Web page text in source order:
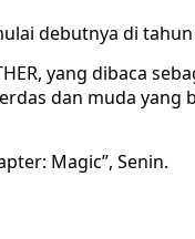
debutnya di tahun
yang dibaca
dan muda yang
Magic”, Senin.